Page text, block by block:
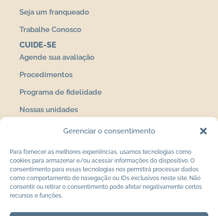
Gerenciar o consentimento
Para fornecer as melhores experiências, usamos tecnologias como
cookies para armazenar e/ou acessar informações do dispositivo. O
consentimento para essas tecnologias nos permitirá processar dados
como comportamento de navegação ou IDs exclusivos neste site. Não
consentir ou retirar o consentimento pode afetar negativamente certos
recursos e funções.
Seja um franqueado
Trabalhe Conosco
CUIDE-SE
Agende sua avaliação
Procedimentos
Programa de fidelidade
Nossas unidades
Política de privacidade
Termos de uso